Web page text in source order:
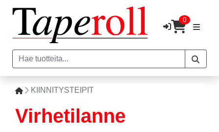
0
KIINNITYSTEIPIT
Virhetilanne